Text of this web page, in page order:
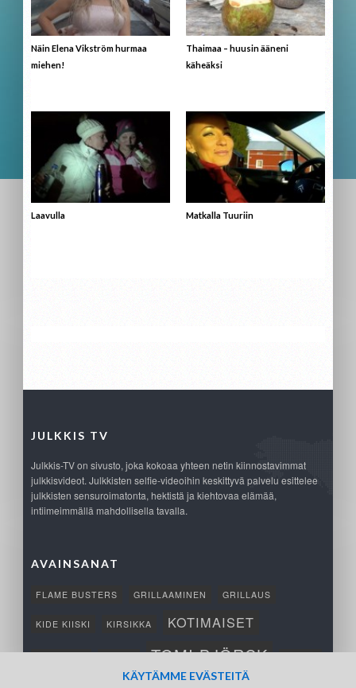
Näin Elena Vikström hurmaa
miehen!
Thaimaa – huusin ääneni
käheäksi
Laavulla Matkalla Tuuriin
JULKKIS TV
Julkkis-TV on sivusto, joka kokoaa yhteen netin kiinnostavimmat
julkkisvideot. Julkkisten selfie-videoihin keskittyvä palvelu esittelee
julkkisten sensuroimatonta, hektistä ja kiehtovaa elämää,
intiimeimmällä mahdollisella tavalla.
AVAINSANAT
FLAME BUSTERS GRILLAAMINEN GRILLAUS
KIDE KIISKI KIRSIKKA KOTIMAISET
TOMI BJÖRCK
KÄYTÄMME EVÄSTEITÄ